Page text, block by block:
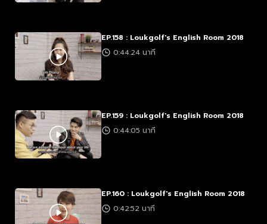
EP.158 : Loukgolf's English Room 2018
0:44:24 นาที
EP.159 : Loukgolf's English Room 2018
0:44:05 นาที
EP.160 : Loukgolf's English Room 2018
0:42:52 นาที